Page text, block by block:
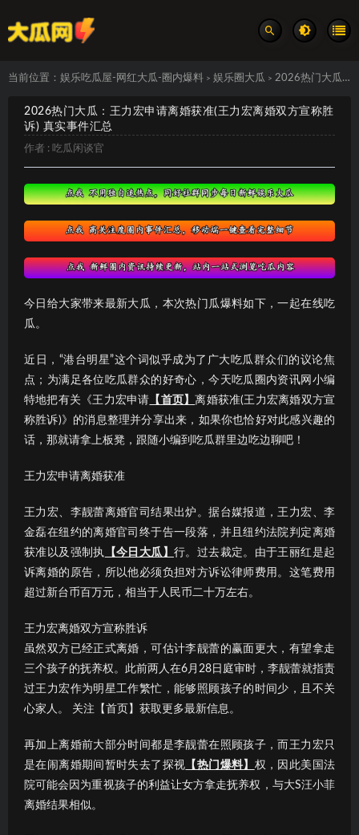
当前位置： 娱乐吃瓜屋-网红大瓜-圈内爆料 > 娱乐圈大瓜 > 2026热门大瓜：王力宏申请离婚获准(王力宏离婚双方宣称胜诉) 真实事件汇总
2026热门大瓜：王力宏申请离婚获准(王力宏离婚双方宣称胜
诉) 真实事件汇总
作者 : 吃瓜闲谈官
今日给大家带来最新大瓜，本次热门瓜爆料如下，一起在线吃
瓜。
近日，“港台明星”这个词似乎成为了广大吃瓜群众们的议论焦
点；为满足各位吃瓜群众的好奇心，今天吃瓜圈内资讯网小编
特地把有关《王力宏申请 【首页】离婚获准(王力宏离婚双方宣
称胜诉)》的消息整理并分享出来，如果你也恰好对此感兴趣的
话，那就请拿上板凳，跟随小编到吃瓜群里边吃边聊吧！
王力宏申请离婚获准
王力宏、李靓蕾离婚官司结果出炉。据台媒报道，王力宏、李
金磊在纽约的离婚官司终于告一段落，并且纽约法院判定离婚
获准以及强制执
【今日大瓜】行。过去裁定。由于王丽红是起
诉离婚的原告，所以他必须负担对方诉讼律师费用。这笔费用
超过新台币百万元，相当于人民币二十万左右。
王力宏离婚双方宣称胜诉
虽然双方已经正式离婚，可估计李靓蕾的赢面更大，有望拿走
三个孩子的抚养权。此前两人在6月28日庭审时，李靓蕾就指责
过王力宏作为明星工作繁忙，能够照顾孩子的时间少，且不关
心家人。 关注【首页】获取更多最新信息。
再加上离婚前大部分时间都是李靓蕾在照顾孩子，而王力宏只
是在闹离婚期间暂时失去了探视 【热门爆料】 权，因此美国法
院可能会因为重视孩子的利益让女方拿走抚养权，与大S汪小菲
离婚结果相似。